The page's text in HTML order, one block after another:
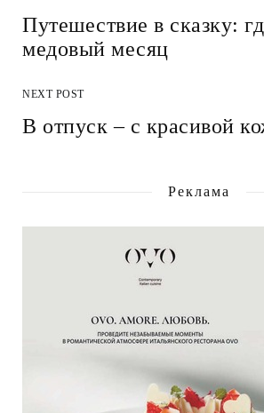
Путешествие в сказку:
медовый месяц
NEXT POST
В отпуск – с красивой
Реклама